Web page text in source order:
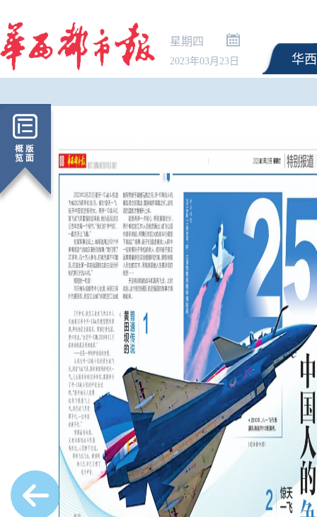
星期四
2023年03月23日 华
医疗垃圾做手机壳，行
致必是消费者买单｜封